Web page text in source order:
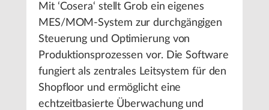
Mit ‘Cosera‘ stellt Grob ein eigenes
MES/MOM-System zur durchgängigen
Steuerung und Optimierung von
Produktionsprozessen vor. Die Software
fungiert als zentrales Leitsystem für den
Shopfloor und ermöglicht eine
echtzeitbasierte Überwachung und